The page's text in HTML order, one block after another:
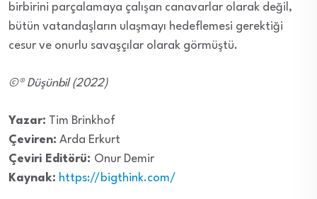
birbirini parçalamaya çalışan canavarlar olarak değil,
bütün vatandaşların ulaşmayı hedeflemesi gerektiği
cesur ve onurlu savaşçılar olarak görmüştü.
©® Düşünbil (2022)
Yazar: Tim Brinkhof
Çeviren: Arda Erkurt
Çeviri Editörü: Onur Demir
Kaynak: https://bigthink.com/